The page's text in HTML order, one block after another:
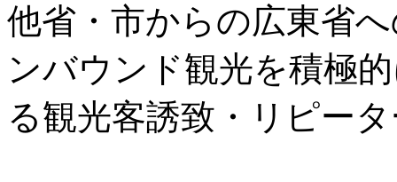
他省・市からの広東省
ンバウンド観光を積極
る観光客誘致・リピー